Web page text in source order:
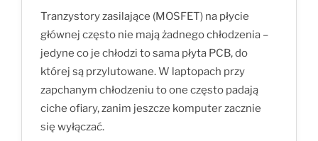
Tranzystory zasilające (MOSFET) na płycie
głównej często nie mają żadnego chłodzenia –
jedyne co je chłodzi to sama płyta PCB, do
której są przylutowane. W laptopach przy
zapchanym chłodzeniu to one często padają
ciche ofiary, zanim jeszcze komputer zacznie
się wyłączać.